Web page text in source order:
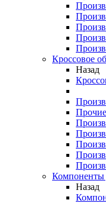
Кроссовое
Назад
Компоненты
Назад